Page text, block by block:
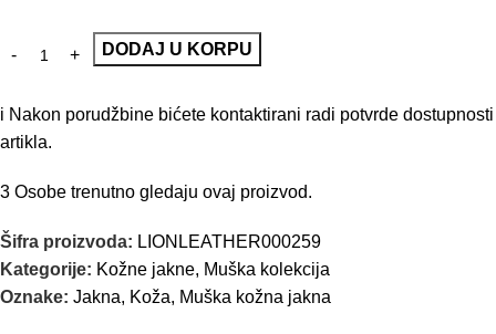
DODAJ U KORPU
i Nakon porudžbine bićete kontaktirani radi potvrde dostupnosti
artikla.
3 Osobe trenutno gledaju ovaj proizvod.
Šifra proizvoda: LIONLEATHER000259
Kategorije: Kožne jakne, Muška kolekcija
Oznake: Jakna, Koža, Muška kožna jakna